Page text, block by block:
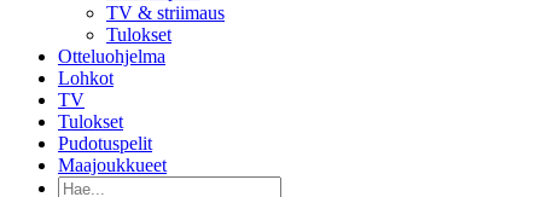
TV & striimaus
Tulokset
Otteluohjelma
Lohkot
TV
Tulokset
Pudotuspelit
Maajoukkueet
Etsi